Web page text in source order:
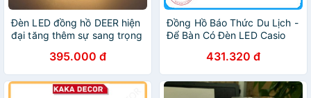
Đèn LED đồng hồ DEER hiện
đại tăng thêm sự sang trọng
395.000 đ
Đồng Hồ Báo Thức Du Lịch -
Để Bàn Có Đèn LED Casio
431.320 đ